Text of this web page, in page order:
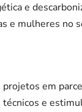
e
e mulheres no
em
e